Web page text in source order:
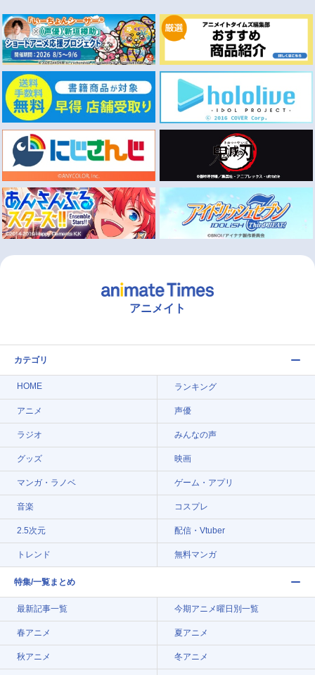
アニメイト
カテゴリ
HOME ランキング
アニメ 声優
ラジオ みんなの声
グッズ 映画
マンガ・ラノベ ゲーム・アプリ
音楽 コスプレ
2.5次元 配信・Vtuber
トレンド 無料マンガ
特集/一覧まとめ
最新記事一覧 今期アニメ曜日別一覧
春アニメ 夏アニメ
秋アニメ 冬アニメ